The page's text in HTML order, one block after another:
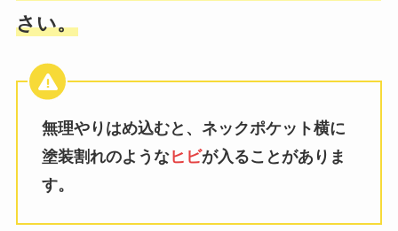
さい。
無理やりはめ込むと、ネックポケット横に
塗装割れのようなヒビが入ることがありま
す。